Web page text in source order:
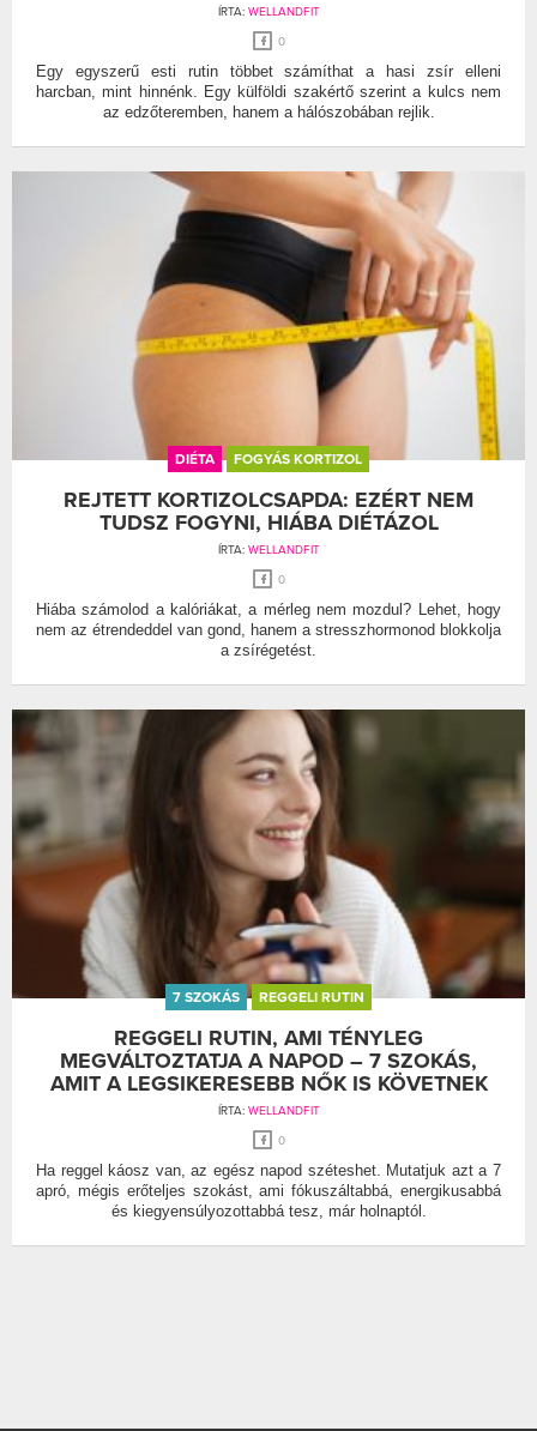
ÍRTA: WELLANDFIT
0
Egy egyszerű esti rutin többet számíthat a hasi zsír elleni
harcban, mint hinnénk. Egy külföldi szakértő szerint a kulcs nem
az edzőteremben, hanem a hálószobában rejlik.
DIÉTA FOGYÁS KORTIZOL
REJTETT KORTIZOLCSAPDA: EZÉRT NEM
TUDSZ FOGYNI, HIÁBA DIÉTÁZOL
ÍRTA: WELLANDFIT
0
Hiába számolod a kalóriákat, a mérleg nem mozdul? Lehet, hogy
nem az étrendeddel van gond, hanem a stresszhormonod blokkolja
a zsírégetést.
7 SZOKÁS REGGELI RUTIN
REGGELI RUTIN, AMI TÉNYLEG
MEGVÁLTOZTATJA A NAPOD – 7 SZOKÁS,
AMIT A LEGSIKERESEBB NŐK IS KÖVETNEK
ÍRTA: WELLANDFIT
0
Ha reggel káosz van, az egész napod széteshet. Mutatjuk azt a 7
apró, mégis erőteljes szokást, ami fókuszáltabbá, energikusabbá
és kiegyensúlyozottabbá tesz, már holnaptól.